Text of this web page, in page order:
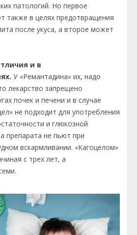
патологий. Но первое
также в целях предотвращения
после укуса, а второе может
и в
У «Ремантадина» их, надо
лекарство запрещено
почек и печени и в случае
не подходит для употребления
и глюкозной
препарата не пьют при
вскармливании. «Кагоцелом»
с трех лет, а